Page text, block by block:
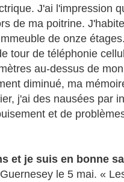
J'ai l'impression
de ma poitrine.
de onze
tour de téléphonie
au-dessus de
diminué, ma
j'ai des nausées par
et de
et je suis en bonne
le 5 mai. «